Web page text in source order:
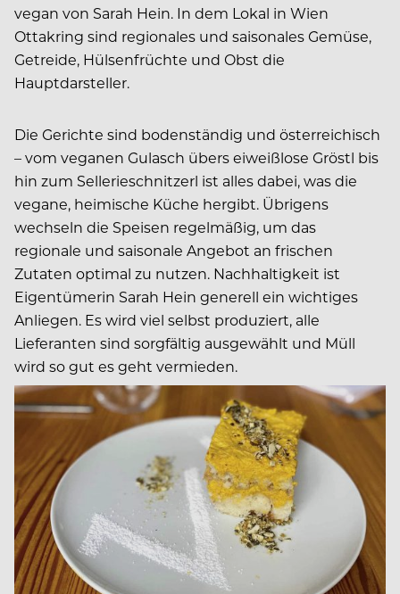
vegan von Sarah Hein. In dem Lokal in Wien
Ottakring sind regionales und saisonales Gemüse,
Getreide, Hülsenfrüchte und Obst die
Hauptdarsteller.
Die Gerichte sind bodenständig und österreichisch
– vom veganen Gulasch übers eiweißlose Gröstl bis
hin zum Sellerieschnitzerl ist alles dabei, was die
vegane, heimische Küche hergibt. Übrigens
wechseln die Speisen regelmäßig, um das
regionale und saisonale Angebot an frischen
Zutaten optimal zu nutzen. Nachhaltigkeit ist
Eigentümerin Sarah Hein generell ein wichtiges
Anliegen. Es wird viel selbst produziert, alle
Lieferanten sind sorgfältig ausgewählt und Müll
wird so gut es geht vermieden.